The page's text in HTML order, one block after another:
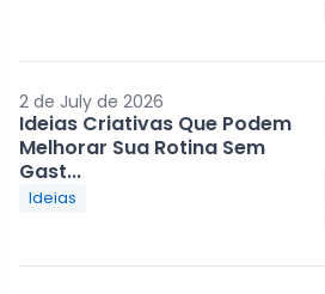
2 de July de 2026
Ideias Criativas Que Podem
Melhorar Sua Rotina Sem
Gast...
Ideias